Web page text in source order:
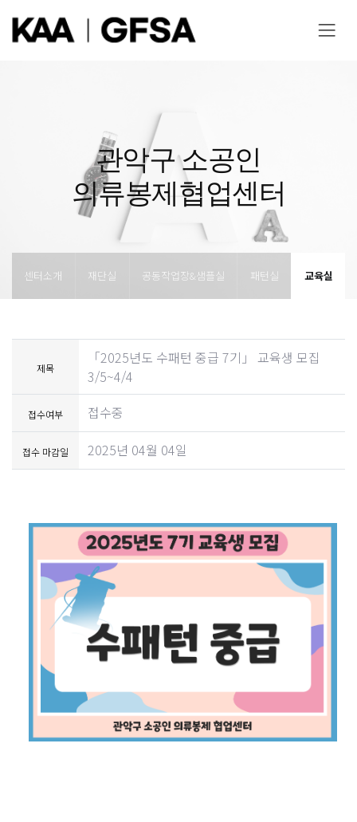
관악구 소공인
의류봉제협업센터
센터소개 재단실 공동작업장&샘플실 패턴실 교육실
제목
「2025년도 수패턴 중급 7기」 교육생 모집
3/5~4/4
접수여부 접수중
접수 마감일 2025년 04월 04일